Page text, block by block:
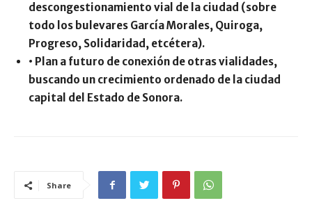
descongestionamiento vial de la ciudad (sobre
todo los bulevares García Morales, Quiroga,
Progreso, Solidaridad, etcétera).
• Plan a futuro de conexión de otras vialidades,
buscando un crecimiento ordenado de la ciudad
capital del Estado de Sonora.
Share